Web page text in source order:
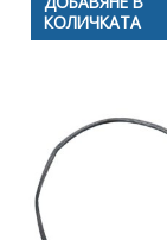
КОЛИЧКАТА